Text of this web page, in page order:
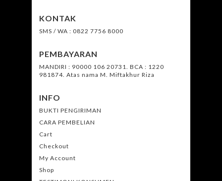
KONTAK
SMS / WA : 0822 7756 8000
PEMBAYARAN
MANDIRI : 90000 106 20731. BCA : 1220
981874. Atas nama M. Miftakhur Riza
INFO
BUKTI PENGIRIMAN
CARA PEMBELIAN
Cart
Checkout
My Account
Shop